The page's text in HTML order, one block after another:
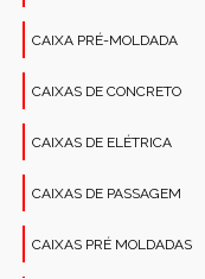
CAIXA PRÉ-MOLDADA
CAIXAS DE CONCRETO
CAIXAS DE ELÉTRICA
CAIXAS DE PASSAGEM
CAIXAS PRÉ MOLDADAS